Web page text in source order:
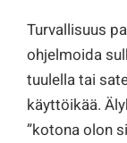
Turvallisuus
ohjelmoida
tuulella tai
käyttöikää.
”kotona olon